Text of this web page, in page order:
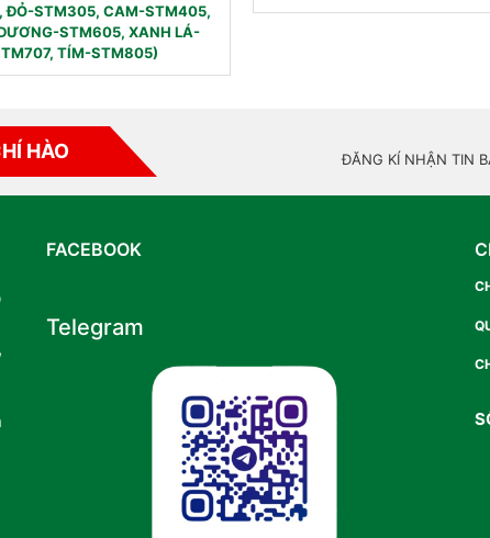
ĐỎ-STM305, CAM-STM405,
STM605, XANH LÁ-
TÍM-STM805)
HÀO ĐĂNG KÍ NHẬN TIN
FACEBOOK
Telegram